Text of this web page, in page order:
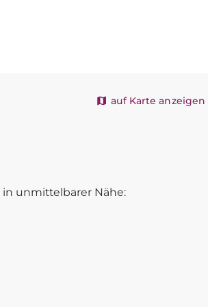
auf Karte anzeigen
unmittelbarer Nähe: